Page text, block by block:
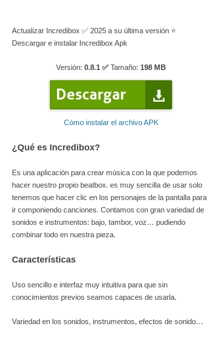
Actualizar Incredibox ✅ 2025 a su última versión ⭐
Descargar e instalar Incredibox Apk
Versión: 0.8.1 ✅ Tamaño: 198 MB
Cómo instalar el archivo APK
¿Qué es Incredibox?
Es una aplicación para crear música con la que podemos
hacer nuestro propio beatbox. es muy sencilla de usar solo
tenemos que hacer clic en los personajes de la pantalla para
ir componiendo canciones. Contamos con gran variedad de
sonidos e instrumentos: bajo, tambor, voz… pudiendo
combinar todo en nuestra pieza.
Características
Uso sencillo e interfaz muy intuitiva para que sin
conocimientos previos seamos capaces de usarla.
Variedad en los sonidos, instrumentos, efectos de sonido…